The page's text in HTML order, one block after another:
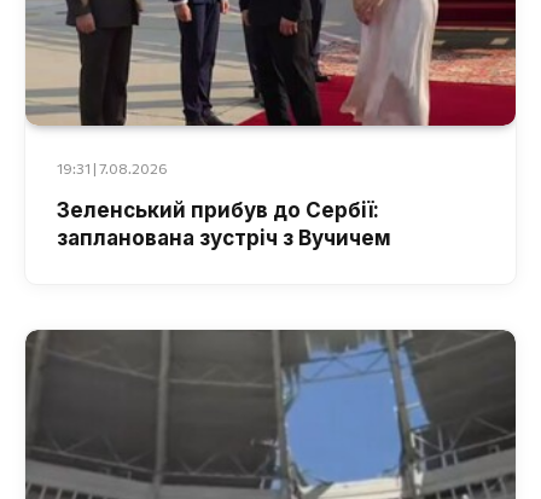
19:31 | 7.08.2026
Зеленський прибув до Сербії:
запланована зустріч з Вучичем